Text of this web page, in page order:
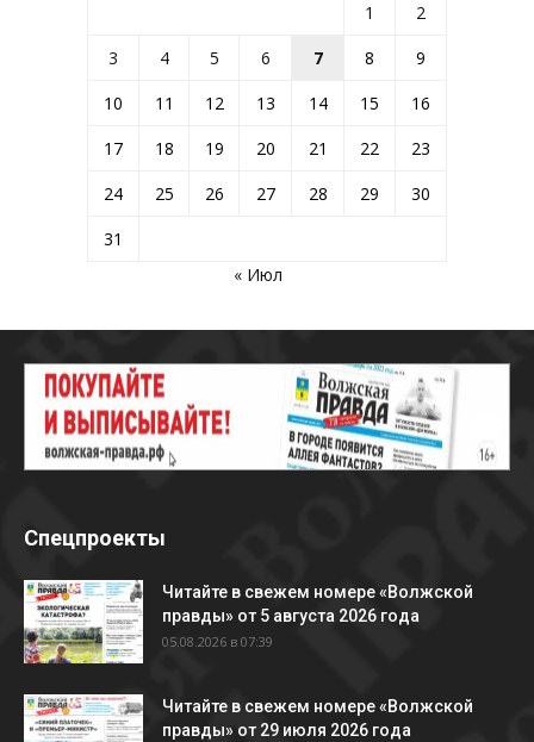
1
2
3
4 5 6 7 8
9
10
11 12 13 14 15
16
17
18 19 20 21 22
23
24
25 26 27 28 29
30
31
« Июл
Спецпроекты
Читайте в свежем номере «Волжской
правды» от 5 августа 2026 года
05.08.2026 в 07:39
Читайте в свежем номере «Волжской
правды» от 29 июля 2026 года